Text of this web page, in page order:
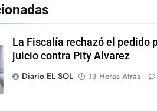
La Fiscalía rechazó el pedido
juicio contra Pity Alvarez
Diario EL SOL
13 Horas Atrás